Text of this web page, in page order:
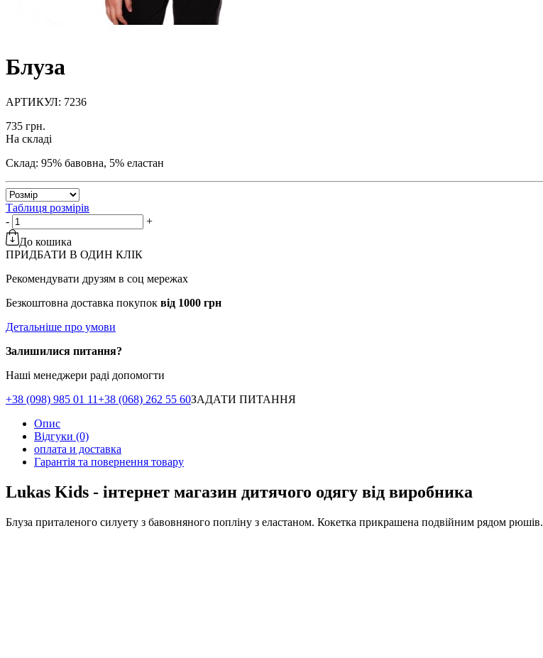
Блуза
АРТИКУЛ: 7236
735 грн.
На складі
Склад: 95% бавовна, 5% еластан
Таблиця розмірів
-
+
До кошика
ПРИДБАТИ В ОДИН КЛІК
Рекомендувати друзям в соц мережах
Безкоштовна доставка покупок від 1000 грн
Детальніше про умови
Залишилися питання?
Наші менеджери раді допомогти
+38 (098) 985 01 11+38 (068) 262 55 60ЗАДАТИ ПИТАННЯ
Опис
Відгуки (0)
оплата и доставка
Гарантія та повернення товару
Lukas Kids - інтернет магазин дитячого одягу від виробника
Блуза приталеного силуету з бавовняного попліну з еластаном. Кокетка прикрашена подвійним рядом рюшів.